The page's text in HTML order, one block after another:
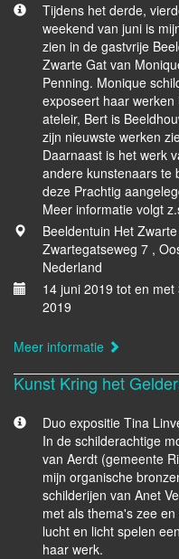
Tijdens het derde,
weekend van juni is
zien in de gastvrije
Zwarte Gat van
Penning. Monique
exposeert haar werken
ateleir, Bert is
zijn nieuwste werken
Daarnaast is het werk
andere kunstenaars te
deze Prachtig
Meer informatie volgt
Beeldentuin Het
Zwartegatseweg 7 ,
Nederland
14 juni 2019 tot en met
2019
Meer informatie
Kunst Kring het
Duo expositie Tina
In de schilderachtige
van Aerdt (gemeente
mijn organische
schilderijen van Anet
met als thema's zee
lucht en licht spelen
haar werk.